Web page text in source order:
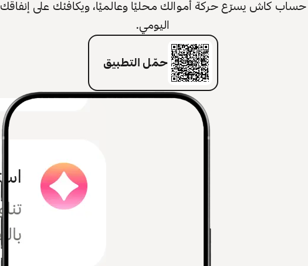
حساب كاش يسرّع حركة أموالك محليًا وعالميًا، ويكافئك على إنفاقك
اليومي.
حمّل التطبيق